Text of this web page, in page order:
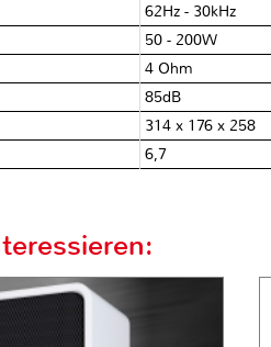
62Hz - 30kHz
50 - 200W
4 Ohm
85dB
314 x 176 x 258
6,7